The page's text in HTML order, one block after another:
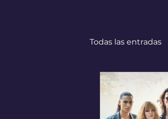
Todas las entradas
Destinos